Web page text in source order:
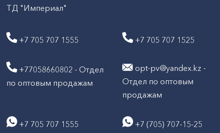
ТД "Империал"
+7 705 707 1555 +7 705 707 1525
+77058660802 - Отдел
по оптовым продажам
opt-pv@yandex.kz -
Отдел по оптовым
продажам
+7 705 707 1555 +7 (705) 707-15-25